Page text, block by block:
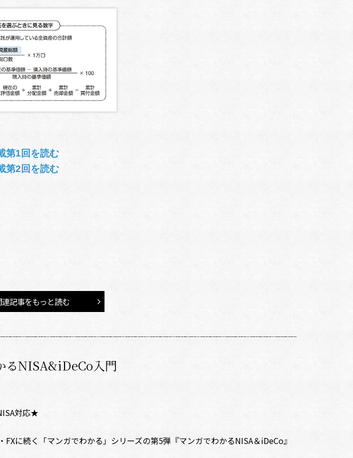
第1回を読む
第2回を読む
記事をもっと読む
NISA&iDeCo入門
対応★
に続く「マンガでわかる」シリーズの第5弾『マンガでわかるNISA＆iDeCo』